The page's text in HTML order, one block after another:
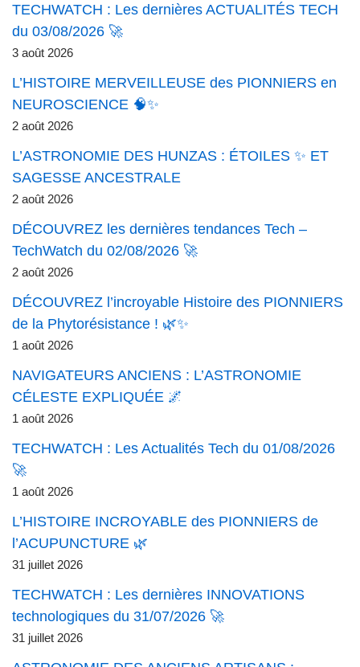
TECHWATCH : Les dernières ACTUALITÉS TECH
du 03/08/2026 🚀
3 août 2026
L’HISTOIRE MERVEILLEUSE des PIONNIERS en
NEUROSCIENCE 🧠✨
2 août 2026
L’ASTRONOMIE DES HUNZAS : ÉTOILES ✨ ET
SAGESSE ANCESTRALE
2 août 2026
DÉCOUVREZ les dernières tendances Tech –
TechWatch du 02/08/2026 🚀
2 août 2026
DÉCOUVREZ l’incroyable Histoire des PIONNIERS
de la Phytorésistance ! 🌿✨
1 août 2026
NAVIGATEURS ANCIENS : L’ASTRONOMIE
CÉLESTE EXPLIQUÉE 🌌
1 août 2026
TECHWATCH : Les Actualités Tech du 01/08/2026
🚀
1 août 2026
L’HISTOIRE INCROYABLE des PIONNIERS de
l’ACUPUNCTURE 🌿
31 juillet 2026
TECHWATCH : Les dernières INNOVATIONS
technologiques du 31/07/2026 🚀
31 juillet 2026